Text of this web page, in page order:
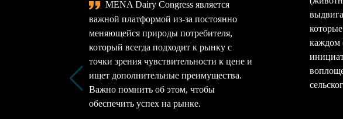
MENA Dairy Congress является
важной платформой из-за постоянно
меняющейся природы потребителя,
который всегда подходит к рынку с
точки зрения чувствительности к цене и
ищет дополнительные преимущества.
Важно помнить об этом, чтобы
обеспечить успех на рынке.
каждом